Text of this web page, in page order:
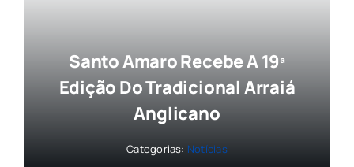
Santo Amaro Recebe A 19ª
Edição Do Tradicional Arraiá
Anglicano
Categorias: Notícias